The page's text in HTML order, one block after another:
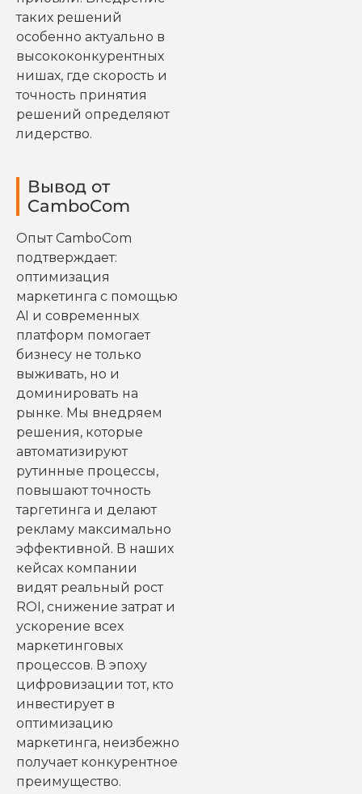
таких решений
особенно актуально в
высококонкурентных
нишах, где скорость и
точность принятия
решений определяют
лидерство.
Вывод от
CamboCom
Опыт CamboCom
подтверждает:
оптимизация
маркетинга с помощью
AI и современных
платформ помогает
бизнесу не только
выживать, но и
доминировать на
рынке. Мы внедряем
решения, которые
автоматизируют
рутинные процессы,
повышают точность
таргетинга и делают
рекламу максимально
эффективной. В наших
кейсах компании
видят реальный рост
ROI, снижение затрат и
ускорение всех
маркетинговых
процессов. В эпоху
цифровизации тот, кто
инвестирует в
оптимизацию
маркетинга, неизбежно
получает конкурентное
преимущество.